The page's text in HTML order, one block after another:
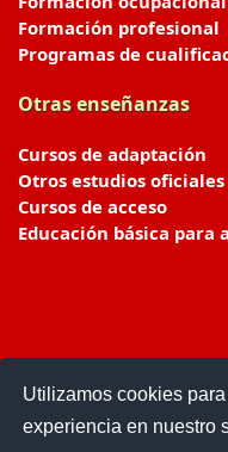
Utilizamos cookies
experiencia en nuestro
Formación profesional
Programas de
Otras enseñanzas
Cursos de adaptación
Otros estudios oficiales
Cursos de acceso
Educación básica para